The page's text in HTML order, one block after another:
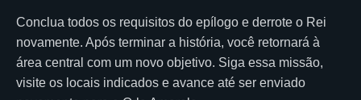
Conclua todos os requisitos do epílogo e derrote o Rei
novamente. Após terminar a história, você retornará à
área central com um novo objetivo. Siga essa missão,
visite os locais indicados e avance até ser enviado